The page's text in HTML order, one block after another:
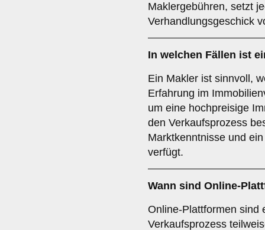
Maklergebühren, setzt
Verhandlungsgeschick
In welchen Fällen ist
Ein Makler ist sinnvoll,
Erfahrung im
um eine hochpreisige
den Verkaufsprozess
Marktkenntnisse und
verfügt.
Wann sind Online-
Online-Plattformen sind
Verkaufsprozess